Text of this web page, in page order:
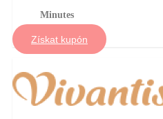
Minutes
Získat kupón